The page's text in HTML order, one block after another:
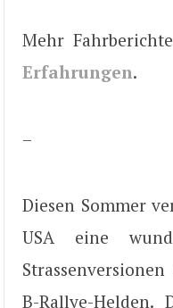
Mehr
Erfahrungen.
–
Diesen Sommer
USA eine
B-Rallye-